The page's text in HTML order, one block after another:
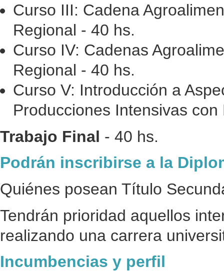
Curso III: Cadena
Regional - 40 hs.
Curso IV: Cadenas
Regional - 40 hs.
Curso V: Introducción a
Producciones Intensivas
Trabajo Final - 40 hs.
Podrán inscribirse a la
Quiénes posean Título
Tendrán prioridad aquellos
realizando una carrera
Incumbencias y perfil